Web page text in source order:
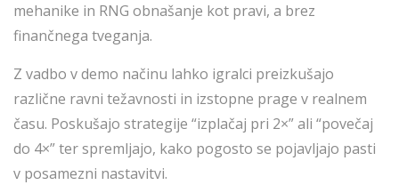
mehanike in RNG obnašanje kot pravi, a brez
finančnega tveganja.
Z vadbo v demo načinu lahko igralci preizkušajo
različne ravni težavnosti in izstopne prage v realnem
času. Poskušajo strategije “izplačaj pri 2×” ali “povečaj
do 4×” ter spremljajo, kako pogosto se pojavljajo pasti
v posamezni nastavitvi.